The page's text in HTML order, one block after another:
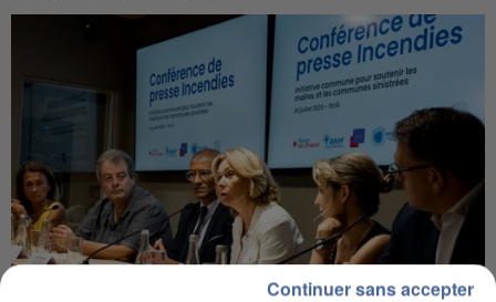
Continuer sans accepter